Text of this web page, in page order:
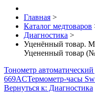
Главная >
Каталог медтоваров
Диагностика >
Уценённый товар.
Уцененный товар
Тонометр
669ACТермометр-часы
Вернуться к: Диагностика